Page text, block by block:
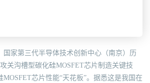
国家第三代半导体技术创新中心（南京）历
关沟槽型碳化硅MOSFET芯片制造关键技
芯片性能“天花板”。据悉这是我国在